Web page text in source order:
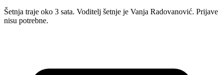
Šetnja traje oko 3 sata. Voditelj šetnje je Vanja Radovanović. Prijave
nisu potrebne.